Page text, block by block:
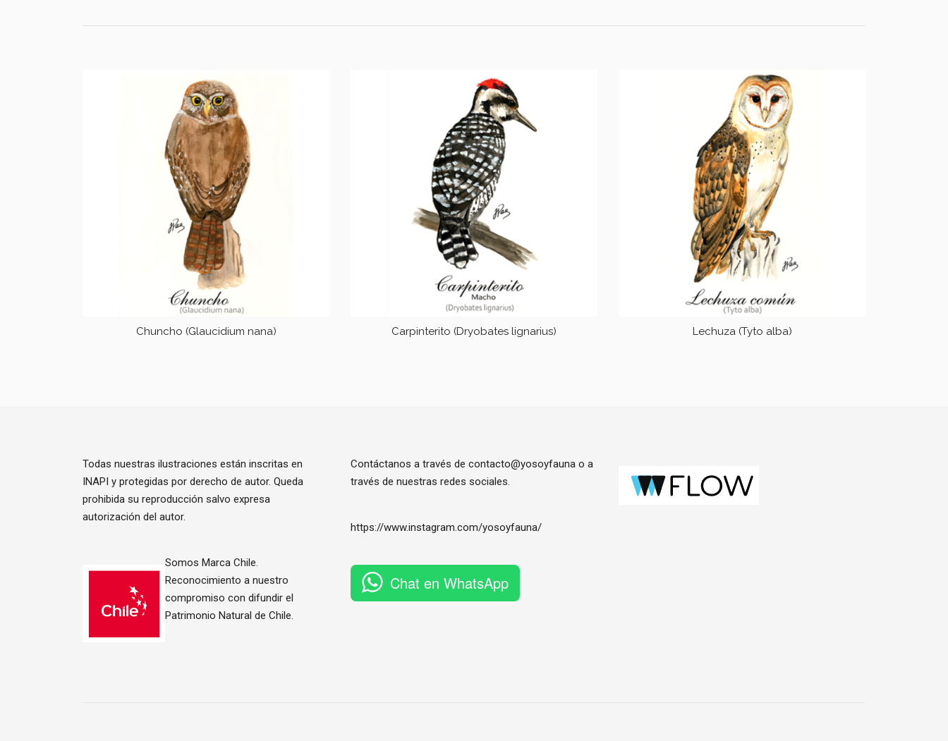
Chuncho (Glaucidium nana) Carpinterito (Dryobates lignarius) Lechuza (Tyto alba)
Todas nuestras ilustraciones están inscritas en
INAPI y protegidas por derecho de autor. Queda
prohibida su reproducción salvo expresa
autorización del autor.
Somos Marca Chile.
Reconocimiento a nuestro
compromiso con difundir el
Patrimonio Natural de Chile.
Contáctanos a través de contacto@yosoyfauna o a
través de nuestras redes sociales.
https://www.instagram.com/yosoyfauna/
Chat en WhatsApp